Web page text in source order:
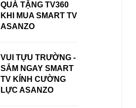
QUÀ TẶNG TV360
KHI MUA SMART TV
ASANZO
VUI TỰU TRƯỜNG -
SẮM NGAY SMART
TV KÍNH CƯỜNG
LỰC ASANZO